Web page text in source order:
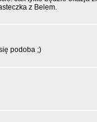
z Belem.
podoba ;)